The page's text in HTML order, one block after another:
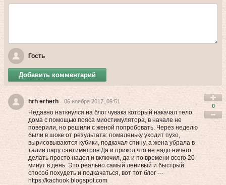
Гость
Добавить комментарий
hrh erherh 06 ноября 2017, 09:51
Недавно наткнулся на блог чувака который накачал тело
дома с помощью пояса миостимулятора, в начале не
поверили, но решили с женой попробовать. Через неделю
были в шоке от результата: помаленьку уходит пузо,
вырисовываются кубики, подкачал спину, а жена убрала в
талии пару сантиметров.Да и прикол что не надо ничего
делать просто надел и включил, да и по времени всего 20
минут в день. Это реально самый ленивый и быстрый
способ похудеть и подкачаться, вот тот блог ---
https://kachook.blogspot.com
0